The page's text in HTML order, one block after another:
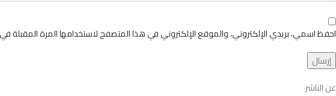
احفظ اسمي، بريدي الإلكتروني، والموقع الإلكتروني في هذا المتصفح لاستخدامها المرة المقبلة
عن الناشر